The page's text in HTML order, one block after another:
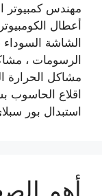
مهندس كمبيوتر
أعطال
الشاشة
الرسومات ،
مشاكل الحرارة
اقلاع الحاسوب
استبدال بور
أهم